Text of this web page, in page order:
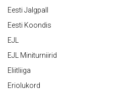
Eesti Jalgpall
Eesti Koondis
EJL
EJL Miniturniirid
Eliitliiga
Eriolukord